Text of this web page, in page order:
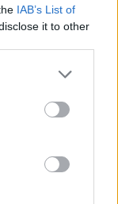
IAB’s List of
it to other
na násilných
Policie ČR
Jiří Suttner ze
již zahájeno